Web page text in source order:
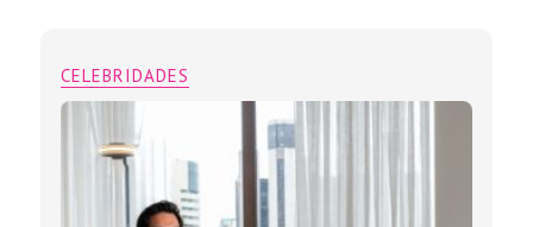
CELEBRIDADES